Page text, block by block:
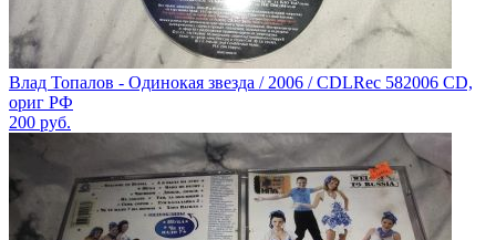
Влад Топалов - Одинокая звезда / 2006 / CDLRec 582006 CD,
ориг РФ
200 руб.